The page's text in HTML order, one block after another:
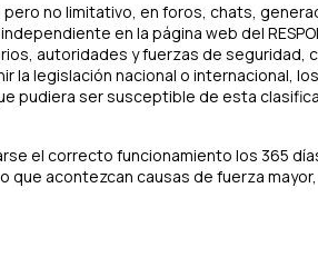
pero no limitativo, en foros, chats,
en la página web del
autoridades y fuerzas de seguridad,
legislación nacional o internacional,
pudiera ser susceptible de esta
el correcto funcionamiento los 365
que acontezcan causas de fuerza